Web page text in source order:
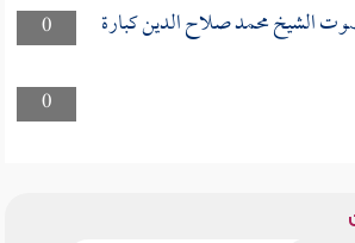
0
الشيخ محمد صلاح الدين كبارة
0